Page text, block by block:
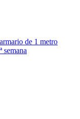
de 1 metro
semana